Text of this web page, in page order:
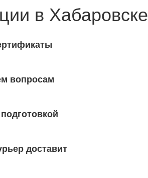
в Хабаровске
вопросам
доставит